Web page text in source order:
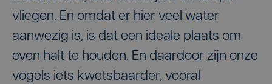
vliegen. En omdat er hier veel water
aanwezig is, is dat een ideale plaats om
even halt te houden. En daardoor zijn onze
vogels iets kwetsbaarder, vooral